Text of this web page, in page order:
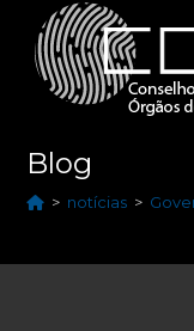
Blog
> notícias >